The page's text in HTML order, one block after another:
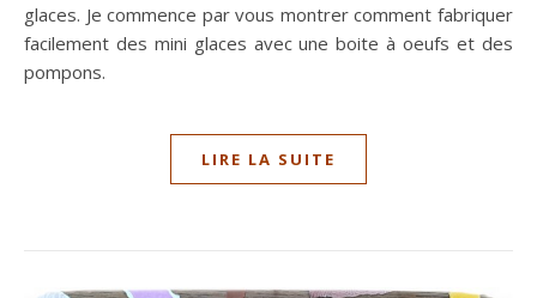
glaces. Je commence par vous montrer comment fabriquer
facilement des mini glaces avec une boite à oeufs et des
pompons.
LIRE LA SUITE